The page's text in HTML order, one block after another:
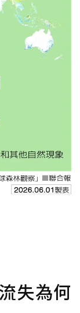
失為何